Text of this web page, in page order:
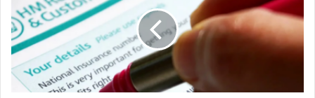
ضريبة
الدخل
في
لعام